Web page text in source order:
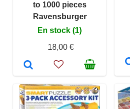
to 1000 pieces
Ravensburger
En stock (1)
18,00 €